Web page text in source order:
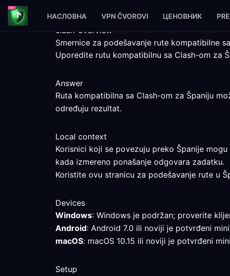
НАСЛОВНА VPN ČVOROVI ЦЕНОВНИК
clash-overview
Smernice za podešavanje rute kompatibilne
Uporedite rutu kompatibilnu sa Clash-om za
Answer
Ruta kompatibilna sa Clash-om za Španiju
određuju rezultat.
Local context
Korisnici koji se povezuju preko Španije
kada izmereno ponašanje odgovara zadatku.
Koristite ovu stranicu za podešavanje rute u
Devices
Windows: Windows je podržan; proverite
Android: Android 7.0 ili noviji je potvrđeni
macOS: macOS 10.15 ili noviji je potvrđeni
Setup